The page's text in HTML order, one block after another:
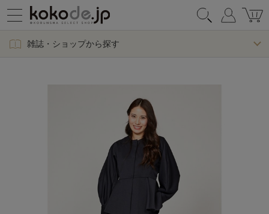
雑誌・ショップから探す